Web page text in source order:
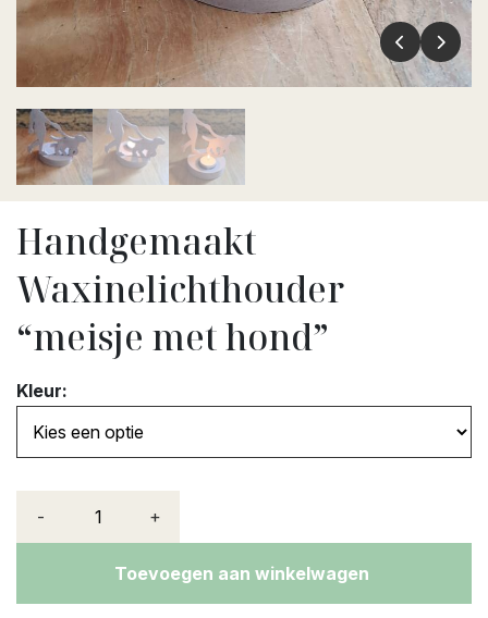
Handgemaakt
Waxinelichthouder
“meisje met hond”
Kleur:
- +
Toevoegen aan winkelwagen